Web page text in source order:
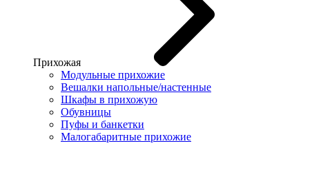
Прихожая
Модульные прихожие
Вешалки напольные/настенные
Шкафы в прихожую
Обувницы
Пуфы и банкетки
Малогабаритные прихожие